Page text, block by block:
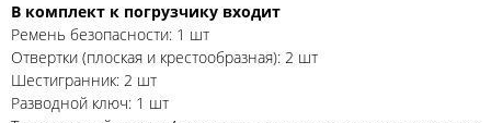
В комплект к погрузчику входит
Ремень безопасности: 1 шт
Отвертки (плоская и крестообразная): 2 шт
Шестигранник: 2 шт
Разводной ключ: 1 шт